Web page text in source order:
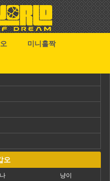
미니홀짝
오
냥이